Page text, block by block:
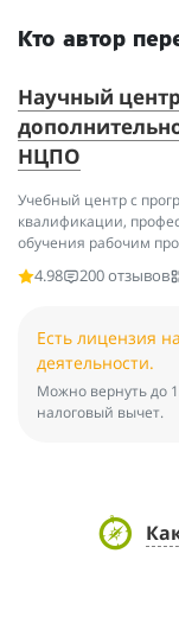
Кто автор
Научный
НЦПО
Учебный центр с
квалификации,
обучения рабочим
4.98
200 отзывов
Есть лицензия
деятельности.
Можно вернуть до
налоговый вычет.